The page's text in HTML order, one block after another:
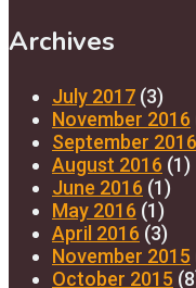
Archives
July 2017 (3)
November 2016
September 2016
August 2016 (1)
June 2016 (1)
May 2016 (1)
April 2016 (3)
November 2015
October 2015